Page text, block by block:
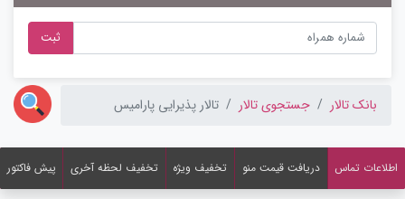
ثبت
بانک تالار جستجوی تالار تالار پذیرایی پارامیس
اطلاعات تماس دریافت قیمت منو تخفیف ویژه تخفیف لحظه آخری پیش فاکتور